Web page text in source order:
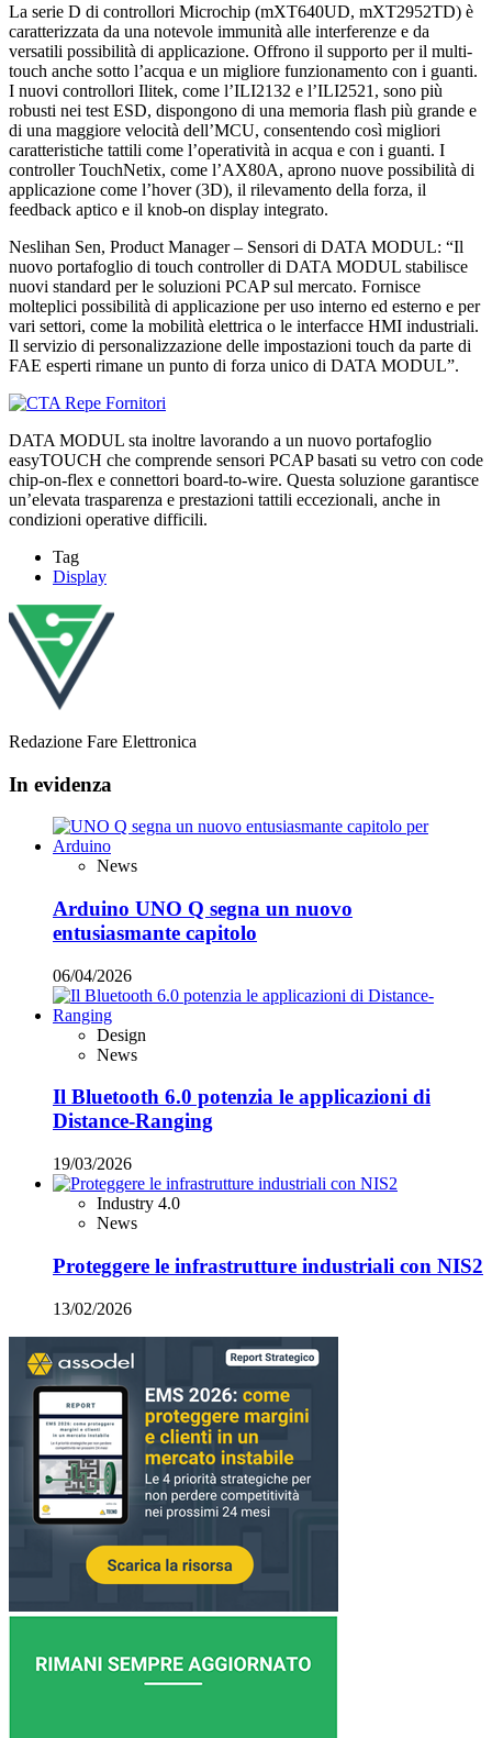
La serie D di controllori Microchip (mXT640UD, mXT2952TD) è
caratterizzata da una notevole immunità alle interferenze e da
versatili possibilità di applicazione. Offrono il supporto per il multi-
touch anche sotto l’acqua e un migliore funzionamento con i guanti.
I nuovi controllori Ilitek, come l’ILI2132 e l’ILI2521, sono più
robusti nei test ESD, dispongono di una memoria flash più grande e
di una maggiore velocità dell’MCU, consentendo così migliori
caratteristiche tattili come l’operatività in acqua e con i guanti. I
controller TouchNetix, come l’AX80A, aprono nuove possibilità di
applicazione come l’hover (3D), il rilevamento della forza, il
feedback aptico e il knob-on display integrato.
Neslihan Sen, Product Manager – Sensori di DATA MODUL: “Il
nuovo portafoglio di touch controller di DATA MODUL stabilisce
nuovi standard per le soluzioni PCAP sul mercato. Fornisce
molteplici possibilità di applicazione per uso interno ed esterno e per
vari settori, come la mobilità elettrica o le interfacce HMI industriali.
Il servizio di personalizzazione delle impostazioni touch da parte di
FAE esperti rimane un punto di forza unico di DATA MODUL”.
DATA MODUL sta inoltre lavorando a un nuovo portafoglio
easyTOUCH che comprende sensori PCAP basati su vetro con code
chip-on-flex e connettori board-to-wire. Questa soluzione garantisce
un’elevata trasparenza e prestazioni tattili eccezionali, anche in
condizioni operative difficili.
Tag
Display
Redazione Fare Elettronica
In evidenza
News
Arduino UNO Q segna un nuovo
entusiasmante capitolo
06/04/2026
Design
News
Il Bluetooth 6.0 potenzia le applicazioni di
Distance-Ranging
19/03/2026
Industry 4.0
News
Proteggere le infrastrutture industriali con NIS2
13/02/2026